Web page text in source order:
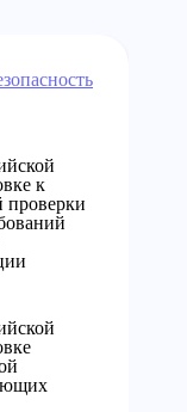
к
проверки